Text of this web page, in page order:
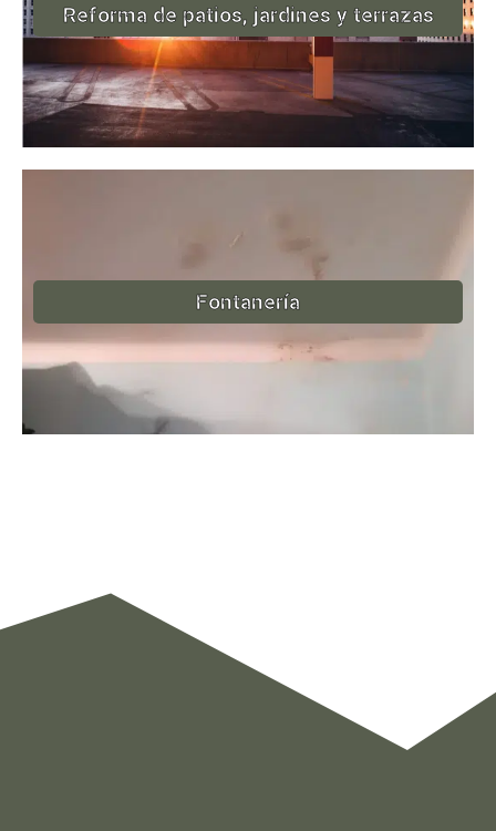
Reforma de patios, jardines y terrazas
Fontanería